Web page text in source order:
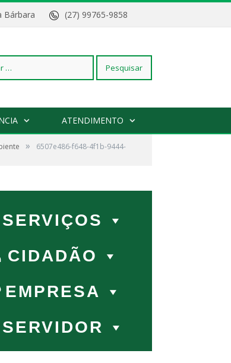
Bárbara (27) 99765-9858
ATENDIMENTO
» 6507e486-f648-4f1b-9444-
SERVIÇOS
CIDADÃO
EMPRESA
SERVIDOR